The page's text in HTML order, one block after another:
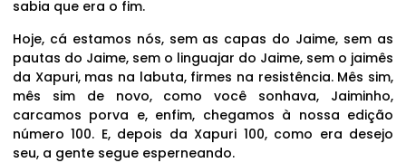
sabia que era o fim.
Hoje, cá estamos nós, sem as capas do Jaime, sem as
pautas do Jaime, sem o linguajar do Jaime, sem o jaimês
da Xapuri, mas na labuta, firmes na resistência. Mês sim,
mês sim de novo, como você sonhava, Jaiminho,
carcamos porva e, enfim, chegamos à nossa edição
número 100. E, depois da Xapuri 100, como era desejo
seu, a gente segue esperneando.